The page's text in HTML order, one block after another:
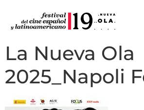
La Nueva Ola
2025_Napoli